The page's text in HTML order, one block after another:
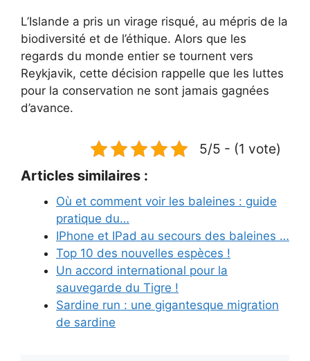
L’Islande a pris un virage risqué, au mépris de la
biodiversité et de l’éthique. Alors que les
regards du monde entier se tournent vers
Reykjavik, cette décision rappelle que les luttes
pour la conservation ne sont jamais gagnées
d’avance.
5/5 - (1 vote)
Articles similaires :
Où et comment voir les baleines : guide
pratique du…
IPhone et IPad au secours des baleines …
Top 10 des nouvelles espèces !
Un accord international pour la
sauvegarde du Tigre !
Sardine run : une gigantesque migration
de sardine